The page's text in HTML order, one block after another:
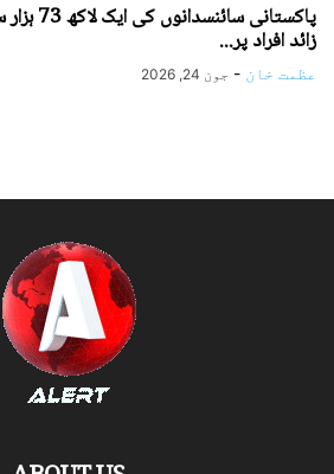
پاکستانی سائنسدانوں
زائد افراد پر...
عظمت خان - جون 24, 2026